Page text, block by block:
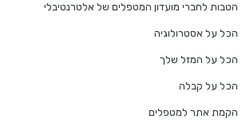
הטבות לחברי מועדון המטפלים של אלטרנטיבלי
הכל על אסטרולוגיה
הכל על המזל שלך
הכל על קבלה
הקמת אתר למטפלים